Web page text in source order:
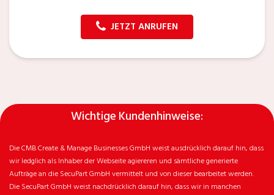
JETZT ANRUFEN
Wichtige Kundenhinweise:
Die CMB Create & Manage Businesses GmbH weist ausdrücklich darauf hin, dass
wir ledglich als Inhaber der Webseite agiereren und sämtliche generierte
Aufträge an die SecuPart GmbH vermittelt und von dieser bearbeitet werden.
Die SecuPart GmbH weist nachdrücklich darauf hin, dass wir in manchen